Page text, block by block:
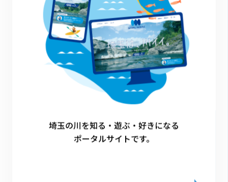
その他のイベント
埼玉の川を知る・遊ぶ・好きになる
ポータルサイトです。